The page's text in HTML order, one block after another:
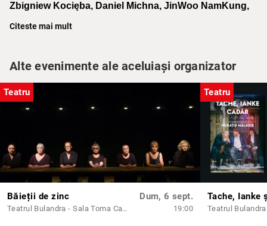
Zbigniew Kocięba, Daniel Michna, JinWoo NamKung,
Coregrafia:
Mădălina Dan
Suport dramaturgic:
Muzică și colaj video:
Maksymilian Bańdo, Evelyn Blue, Mateusz
Bossy, Julia Hnatów, Patryk Jarczok, Mateusz
Krzysiak, Dominik Kupka, Aleksandra Kuś, Daniel
Michna
Coregrafia:Ştefan Lupu și dansatorii din capitolul lui
Citeste mai mult
Alte evenimente ale aceluiași organizator
Teatru
Băieții de zinc
Teatrul Bulandra - Sala Toma Caragiu
Dum, 6 sept.
19:00
Teatru
Tache, Ianke
Teatrul